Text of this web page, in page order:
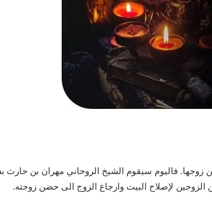
زوجها. فاليوم سيقوم الشيخ الروحاني مهران بن
الزوجين لإصلاح البيت وارجاع الزوج الى حضن زوجته.